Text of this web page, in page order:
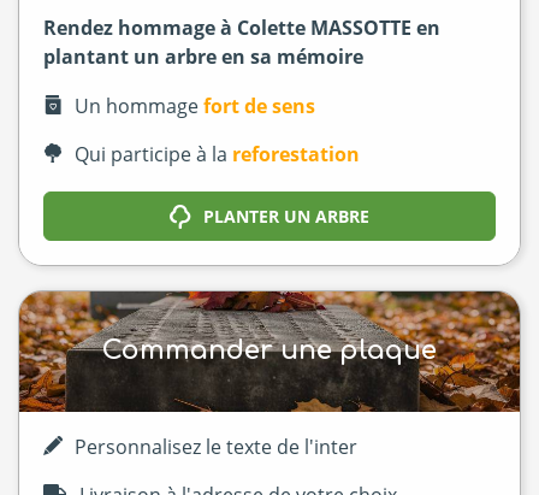
Rendez hommage à Colette MASSOTTE en
plantant un arbre en sa mémoire
Un hommagefort de sens
Qui participe à la reforestation
PLANTER UN ARBRE
Commander une plaque
Personnalisez le texte de l'inter